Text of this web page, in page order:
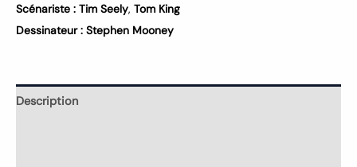
Scénariste : Tim Seely, Tom King
Dessinateur : Stephen Mooney
Description